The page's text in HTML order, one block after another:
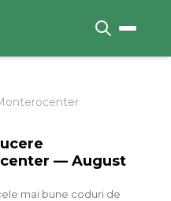
— August
mai bune coduri de